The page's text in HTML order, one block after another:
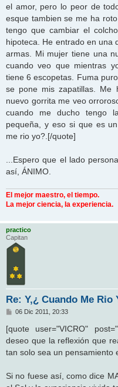
el amor, pero lo peor de
esque tambien se me ha
tengo que cambiar el
hipoteca. He entrado en una
armas. Mi mujer tiene una
cuando veo que mientras
tiene 6 escopetas. Fuma
se pone mis zapatillas. Me
nuevo gorrita me veo
cuando me ducho tengo
pequeña, y eso si que es
me rio yo?.[/quote]
...Espero que el lado
así, ÁNIMO.
El mejor maestro, el tiempo.
La mejor ciencia, la experiencia.
practico
Capitan
Re: Y,¿ Cuando Me Rio
M
n
a
e
06 Dic 2011, 20:33
[quote user="VICRO"
deseo que la reflexión que
tan solo sea un pensamiento
Si no fuese así, como dice